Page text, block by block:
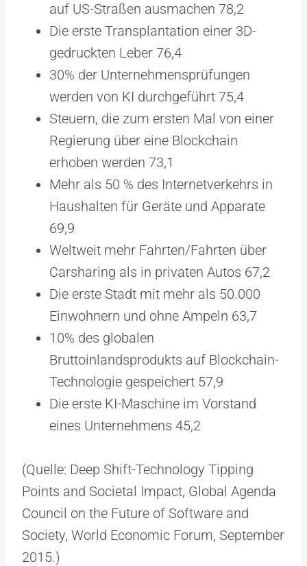
auf US-Straßen ausmachen 78,2
Die erste Transplantation einer 3D-
gedruckten Leber 76,4
30% der Unternehmensprüfungen
werden von KI durchgeführt 75,4
Steuern, die zum ersten Mal von einer
Regierung über eine Blockchain
erhoben werden 73,1
Mehr als 50 % des Internetverkehrs in
Haushalten für Geräte und Apparate
69,9
Weltweit mehr Fahrten/Fahrten über
Carsharing als in privaten Autos 67,2
Die erste Stadt mit mehr als 50.000
Einwohnern und ohne Ampeln 63,7
10% des globalen
Bruttoinlandsprodukts auf Blockchain-
Technologie gespeichert 57,9
Die erste KI-Maschine im Vorstand
eines Unternehmens 45,2
(Quelle: Deep Shift-Technology Tipping
Points and Societal Impact, Global Agenda
Council on the Future of Software and
Society, World Economic Forum, September
2015.)